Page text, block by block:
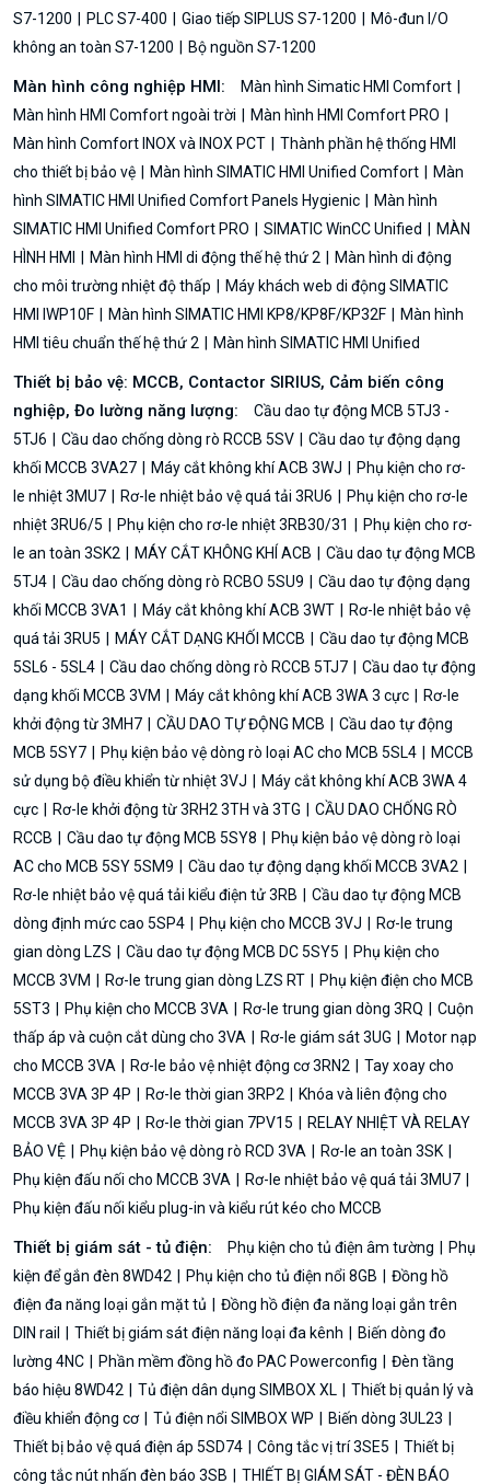
S7-1200
PLC S7-400 Giao tiếp SIPLUS S7-1200
Mô-đun I/O
không an toàn S7-1200
Bộ nguồn S7-1200
Màn hình công nghiệp HMI:
Màn hình Simatic HMI Comfort
Màn hình HMI Comfort ngoài trời
Màn hình HMI Comfort PRO
Màn hình Comfort INOX và INOX PCT
Thành phần hệ thống HMI
cho thiết bị bảo vệ
Màn hình SIMATIC HMI Unified Comfort
Màn
hình SIMATIC HMI Unified Comfort Panels Hygienic
Màn hình
SIMATIC HMI Unified Comfort PRO
SIMATIC WinCC Unified
MÀN
HÌNH HMI
Màn hình HMI di động thế hệ thứ 2
Màn hình di động
cho môi trường nhiệt độ thấp
Máy khách web di động SIMATIC
HMI IWP10F
Màn hình SIMATIC HMI KP8/KP8F/KP32F
Màn hình
HMI tiêu chuẩn thế hệ thứ 2
Màn hình SIMATIC HMI Unified
Thiết bị bảo vệ: MCCB, Contactor SIRIUS, Cảm biến công
nghiệp, Đo lường năng lượng:
Cầu dao tự động MCB 5TJ3 -
5TJ6
Cầu dao chống dòng rò RCCB 5SV
Cầu dao tự động dạng
khối MCCB 3VA27
Máy cắt không khí ACB 3WJ
Phụ kiện cho rơ-
le nhiệt 3MU7
Rơ-le nhiệt bảo vệ quá tải 3RU6
Phụ kiện cho rơ-le
nhiệt 3RU6/5
Phụ kiện cho rơ-le nhiệt 3RB30/31
Phụ kiện cho rơ-
le an toàn 3SK2
MÁY CẮT KHÔNG KHÍ ACB
Cầu dao tự động MCB
5TJ4
Cầu dao chống dòng rò RCBO 5SU9
Cầu dao tự động dạng
khối MCCB 3VA1
Máy cắt không khí ACB 3WT
Rơ-le nhiệt bảo vệ
quá tải 3RU5
MÁY CẮT DẠNG KHỐI MCCB
Cầu dao tự động MCB
5SL6 - 5SL4
Cầu dao chống dòng rò RCCB 5TJ7
Cầu dao tự động
dạng khối MCCB 3VM
Máy cắt không khí ACB 3WA 3 cực
Rơ-le
khởi động từ 3MH7
CẦU DAO TỰ ĐỘNG MCB
Cầu dao tự động
MCB 5SY7
Phụ kiện bảo vệ dòng rò loại AC cho MCB 5SL4
MCCB
sử dụng bộ điều khiển từ nhiệt 3VJ
Máy cắt không khí ACB 3WA 4
cực
Rơ-le khởi động từ 3RH2 3TH và 3TG
CẦU DAO CHỐNG RÒ
RCCB
Cầu dao tự động MCB 5SY8
Phụ kiện bảo vệ dòng rò loại
AC cho MCB 5SY 5SM9
Cầu dao tự động dạng khối MCCB 3VA2
Rơ-le nhiệt bảo vệ quá tải kiểu điện tử 3RB
Cầu dao tự động MCB
dòng định mức cao 5SP4
Phụ kiện cho MCCB 3VJ
Rơ-le trung
gian dòng LZS
Cầu dao tự động MCB DC 5SY5
Phụ kiện cho
MCCB 3VM
Rơ-le trung gian dòng LZS RT
Phụ kiện điện cho MCB
5ST3
Phụ kiện cho MCCB 3VA Rơ-le trung gian dòng 3RQ
Cuộn
thấp áp và cuộn cắt dùng cho 3VA
Rơ-le giám sát 3UG
Motor nạp
cho MCCB 3VA
Rơ-le bảo vệ nhiệt động cơ 3RN2
Tay xoay cho
MCCB 3VA 3P 4P
Rơ-le thời gian 3RP2
Khóa và liên động cho
MCCB 3VA 3P 4P
Rơ-le thời gian 7PV15
RELAY NHIỆT VÀ RELAY
BẢO VỆ
Phụ kiện bảo vệ dòng rò RCD 3VA
Rơ-le an toàn 3SK
Phụ kiện đấu nối cho MCCB 3VA
Rơ-le nhiệt bảo vệ quá tải 3MU7
Phụ kiện đấu nối kiểu plug-in và kiểu rút kéo cho MCCB
Thiết bị giám sát - tủ điện: Phụ kiện cho tủ điện âm tường
Phụ
kiện để gắn đèn 8WD42
Phụ kiện cho tủ điện nổi 8GB
Đồng hồ
điện đa năng loại gắn mặt tủ
Đồng hồ điện đa năng loại gắn trên
DIN rail
Thiết bị giám sát điện năng loại đa kênh
Biến dòng đo
lường 4NC
Phần mềm đồng hồ đo PAC Powerconfig
Đèn tầng
báo hiệu 8WD42
Tủ điện dân dụng SIMBOX XL
Thiết bị quản lý và
điều khiển động cơ
Tủ điện nổi SIMBOX WP
Biến dòng 3UL23
Thiết bị bảo vệ quá điện áp 5SD74
Công tắc vị trí 3SE5
Thiết bị
công tắc nút nhấn đèn báo 3SB
THIẾT BỊ GIÁM SÁT - ĐÈN BÁO